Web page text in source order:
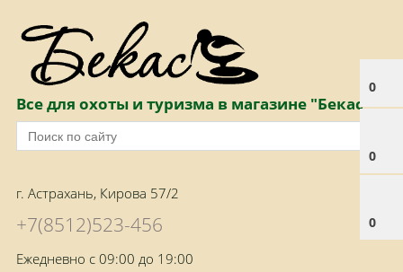
0
0
0
Все для охоты и туризма в магазине "Бекас"
г. Астрахань, Кирова 57/2
+7(8512)523-456
Ежедневно с 09:00 до 19:00